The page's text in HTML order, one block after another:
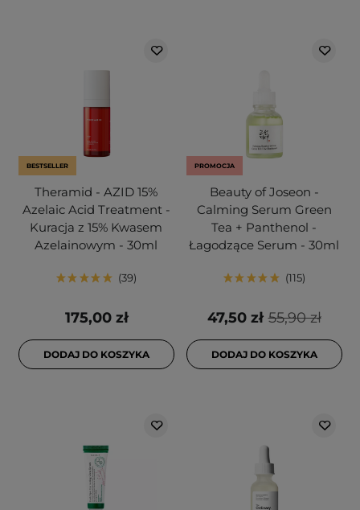
BESTSELLER
Theramid - AZID 15%
Azelaic Acid Treatment -
Kuracja z 15% Kwasem
Azelainowym - 30ml
39
175,00 zł
DODAJ DO KOSZYKA
PROMOCJA
Beauty of Joseon -
Calming Serum Green
Tea + Panthenol -
Łagodzące Serum - 30ml
115
55,90 zł
47,50 zł
DODAJ DO KOSZYKA